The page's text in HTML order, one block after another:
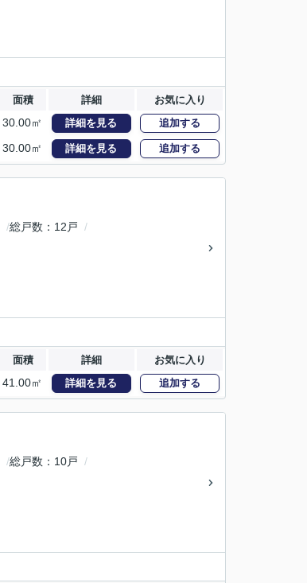
面積 詳細 お気に入り
30.00㎡ 詳細を見る 追加する
30.00㎡ 詳細を見る 追加する
総戸数
12戸
面積 詳細 お気に入り
41.00㎡ 詳細を見る 追加する
総戸数
10戸